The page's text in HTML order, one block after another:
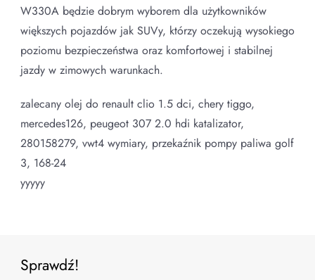
W330A będzie dobrym wyborem dla użytkowników
większych pojazdów jak SUVy, którzy oczekują wysokiego
poziomu bezpieczeństwa oraz komfortowej i stabilnej
jazdy w zimowych warunkach.
zalecany olej do renault clio 1.5 dci, chery tiggo,
mercedes126, peugeot 307 2.0 hdi katalizator,
280158279, vwt4 wymiary, przekaźnik pompy paliwa golf
3, 168-24
yyyyy
Sprawdź!